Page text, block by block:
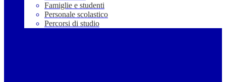
Famiglie e studenti
Personale scolastico
Percorsi di studio